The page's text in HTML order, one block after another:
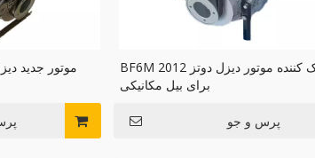
آب خنک کننده موتور دیزل دوتز BF6M 2012
برای بیل مکانیکی
پرس و جو